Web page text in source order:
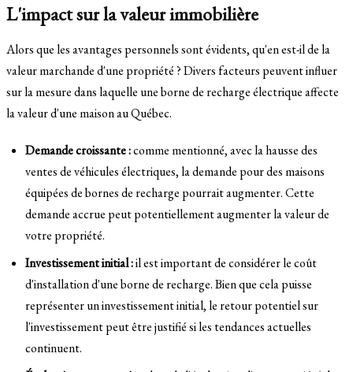
L'impact sur la valeur immobilière
Alors que les avantages personnels sont évidents, qu'en est-il de la
valeur marchande d'une propriété ? Divers facteurs peuvent influer
sur la mesure dans laquelle une borne de recharge électrique affecte
la valeur d'une maison au Québec.
Demande croissante :comme mentionné, avec la hausse des
ventes de véhicules électriques, la demande pour des maisons
équipées de bornes de recharge pourrait augmenter. Cette
demande accrue peut potentiellement augmenter la valeur de
votre propriété.
Investissement initial :il est important de considérer le coût
d'installation d'une borne de recharge. Bien que cela puisse
représenter un investissement initial, le retour potentiel sur
l'investissement peut être justifié si les tendances actuelles
continuent.